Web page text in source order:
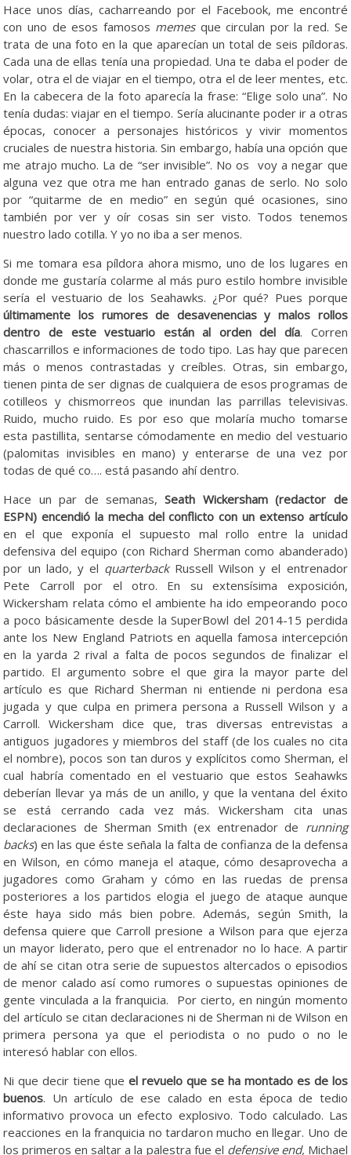
Hace unos días, cacharreando por el Facebook, me encontré
con uno de esos famosos memesque circulan por la red. Se
trata de una foto en la que aparecían un total de seis píldoras.
Cada una de ellas tenía una propiedad. Una te daba el poder de
volar, otra el de viajar en el tiempo, otra el de leer mentes, etc.
En la cabecera de la foto aparecía la frase: “Elige solo una”. No
tenía dudas: viajar en el tiempo. Sería alucinante poder ir a otras
épocas, conocer a personajes históricos y vivir momentos
cruciales de nuestra historia. Sin embargo, había una opción que
me atrajo mucho. La de “ser invisible”. No os voy a negar que
alguna vez que otra me han entrado ganas de serlo. No solo
por “quitarme de en medio” en según qué ocasiones, sino
también por ver y oír cosas sin ser visto. Todos tenemos
nuestro lado cotilla. Y yo no iba a ser menos.
Si me tomara esa píldora ahora mismo, uno de los lugares en
donde me gustaría colarme al más puro estilo hombre invisible
sería el vestuario de los Seahawks. ¿Por qué? Pues porque
últimamente los rumores de desavenencias y malos rollos
dentro de este vestuario están al orden del día. Corren
chascarrillos e informaciones de todo tipo. Las hay que parecen
más o menos contrastadas y creíbles. Otras, sin embargo,
tienen pinta de ser dignas de cualquiera de esos programas de
cotilleos y chismorreos que inundan las parrillas televisivas.
Ruido, mucho ruido. Es por eso que molaría mucho tomarse
esta pastillita, sentarse cómodamente en medio del vestuario
(palomitas invisibles en mano) y enterarse de una vez por
todas de qué co…. está pasando ahí dentro.
Hace un par de semanas,Seath Wickersham (redactor de
ESPN) encendió la mecha del conflicto con un extenso artículo
en el que exponía el supuesto mal rollo entre la unidad
defensiva del equipo (con Richard Sherman como abanderado)
por un lado, y el quarterbackRussell Wilson y el entrenador
Pete Carroll por el otro. En su extensísima exposición,
Wickersham relata cómo el ambiente ha ido empeorando poco
a poco básicamente desde la SuperBowl del 2014-15 perdida
ante los New England Patriots en aquella famosa intercepción
en la yarda 2 rival a falta de pocos segundos de finalizar el
partido. El argumento sobre el que gira la mayor parte del
artículo es que Richard Sherman ni entiende ni perdona esa
jugada y que culpa en primera persona a Russell Wilson y a
Carroll. Wickersham dice que, tras diversas entrevistas a
antiguos jugadores y miembros del staff (de los cuales no cita
el nombre), pocos son tan duros y explícitos como Sherman, el
cual habría comentado en el vestuario que estos Seahawks
deberían llevar ya más de un anillo, y que la ventana del éxito
se está cerrando cada vez más. Wickersham cita unas
declaraciones de Sherman Smith (ex entrenador de running
backs) en las que éste señala la falta de confianza de la defensa
en Wilson, en cómo maneja el ataque, cómo desaprovecha a
jugadores como Graham y cómo en las ruedas de prensa
posteriores a los partidos elogia el juego de ataque aunque
éste haya sido más bien pobre. Además, según Smith, la
defensa quiere que Carroll presione a Wilson para que ejerza
un mayor liderato, pero que el entrenador no lo hace. A partir
de ahí se citan otra serie de supuestos altercados o episodios
de menor calado así como rumores o supuestas opiniones de
gente vinculada a la franquicia. Por cierto, en ningún momento
del artículo se citan declaraciones ni de Sherman ni de Wilson en
primera persona ya que el periodista o no pudo o no le
interesó hablar con ellos.
Ni que decir tiene queel revuelo que se ha montado es de los
buenos. Un artículo de ese calado en esta época de tedio
informativo provoca un efecto explosivo. Todo calculado. Las
reacciones en la franquicia no tardaron mucho en llegar. Uno de
los primeros en saltar a la palestra fue el defensive end, Michael